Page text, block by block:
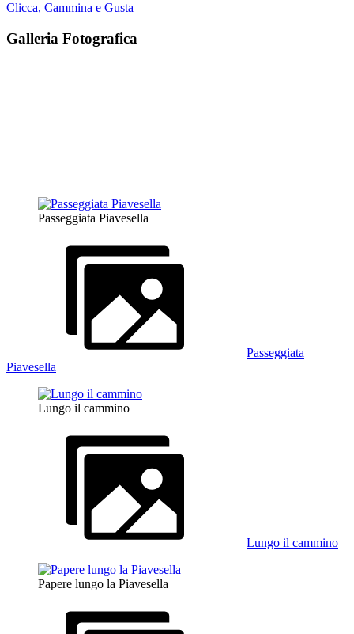
Clicca, Cammina e Gusta
Galleria Fotografica
Passeggiata Piavesella
Passeggiata
Piavesella
Lungo il cammino
Lungo il cammino
Papere lungo la Piavesella